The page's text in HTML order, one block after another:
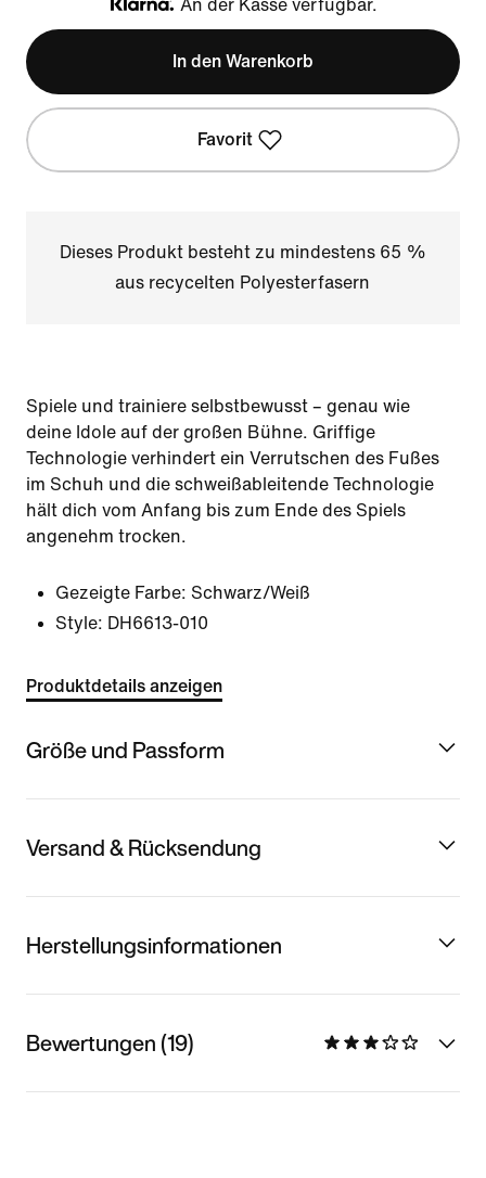
Klarna
An der Kasse verfügbar.
In den Warenkorb
Favorit
Dieses Produkt besteht zu mindestens 65 %
aus recycelten Polyesterfasern
Spiele und trainiere selbstbewusst – genau wie
deine Idole auf der großen Bühne. Griffige
Technologie verhindert ein Verrutschen des Fußes
im Schuh und die schweißableitende Technologie
hält dich vom Anfang bis zum Ende des Spiels
angenehm trocken.
Gezeigte Farbe: Schwarz/Weiß
Style: DH6613-010
Produktdetails anzeigen
Größe und Passform
Versand & Rücksendung
Herstellungsinformationen
Bewertungen (19)